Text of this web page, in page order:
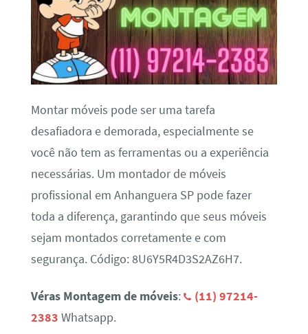
Montar móveis pode ser uma tarefa
desafiadora e demorada, especialmente se
você não tem as ferramentas ou a experiência
necessárias. Um montador de móveis
profissional em Anhanguera SP pode fazer
toda a diferença, garantindo que seus móveis
sejam montados corretamente e com
segurança. Código: 8U6Y5R4D3S2AZ6H7.
Véras Montagem de móveis:
(11) 97214-
2383 Whatsapp.